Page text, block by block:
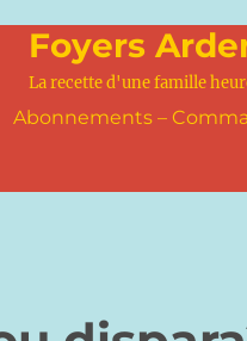
Foyers
La recette d'une famille
Abonnements –